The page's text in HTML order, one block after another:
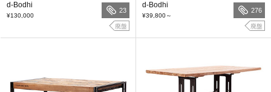
d-Bodhi
¥130,000
23
廃盤
d-Bodhi
¥39,800～
276
廃盤